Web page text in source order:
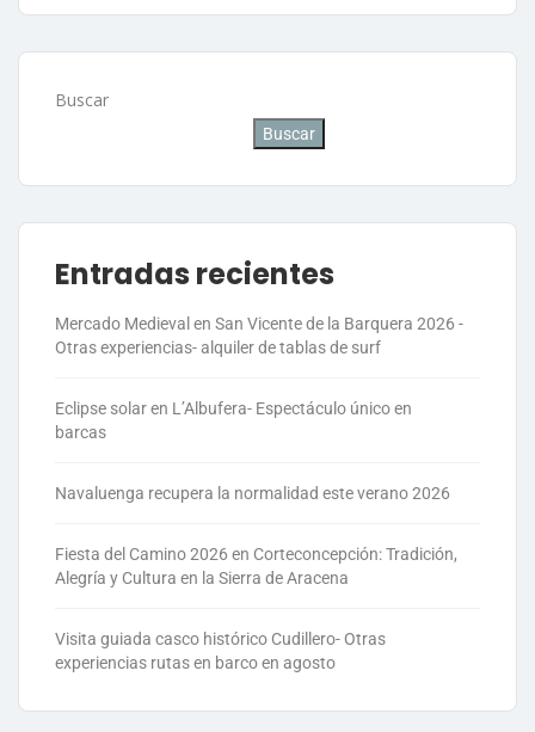
Buscar
Buscar
Entradas recientes
Mercado Medieval en San Vicente de la Barquera 2026 -
Otras experiencias- alquiler de tablas de surf
Eclipse solar en L’Albufera- Espectáculo único en
barcas
Navaluenga recupera la normalidad este verano 2026
Fiesta del Camino 2026 en Corteconcepción: Tradición,
Alegría y Cultura en la Sierra de Aracena
Visita guiada casco histórico Cudillero- Otras
experiencias rutas en barco en agosto